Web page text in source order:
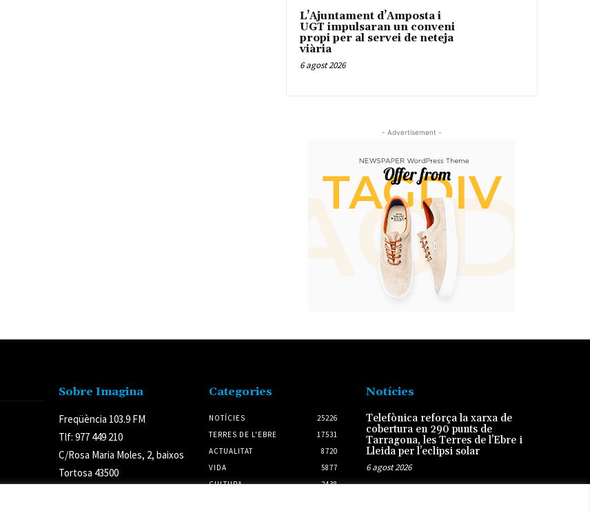
L’Ajuntament d’Amposta i
UGT impulsaran un conveni
propi per al servei de neteja
viària
6 agost 2026
- Advertisement -
Sobre Imagina
Freqüència 103.9 FM
Tlf: 977 449 210
C/Rosa Maria Moles, 2, baixos
Tortosa 43500
Categories
NOTÍCIES
25226
TERRES DE L'EBRE
17531
ACTUALITAT
8720
VIDA
5877
CULTURA
2438
Notícies
Telefònica reforça la xarxa de
cobertura en 290 punts de
Tarragona, les Terres de l’Ebre i
Lleida per l’eclipsi solar
6 agost 2026